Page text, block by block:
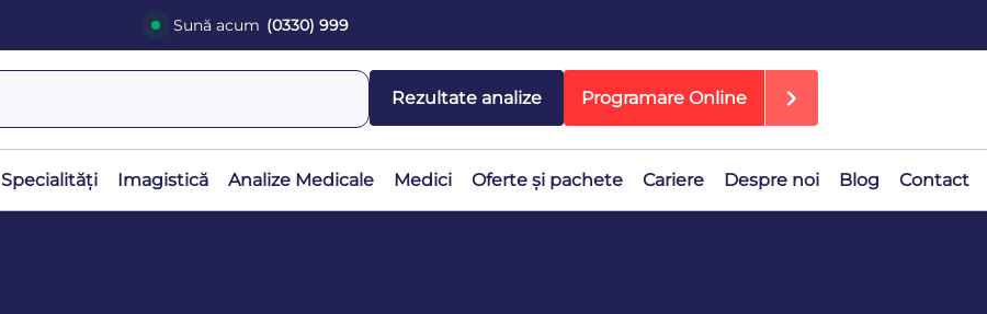
Sună acum (0330) 999
Rezultate analize Programare Online
Specialități Imagistică Analize Medicale Medici Oferte și pachete Cariere Despre noi Blog Contact